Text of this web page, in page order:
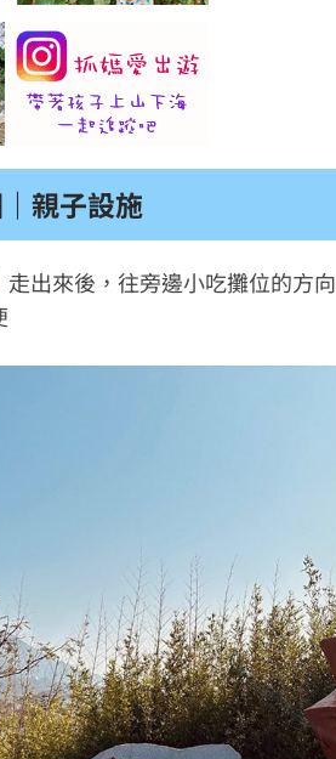
親子設施
走出來後，往旁邊小吃攤位的方